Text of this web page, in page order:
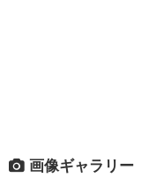
画像ギャラリー